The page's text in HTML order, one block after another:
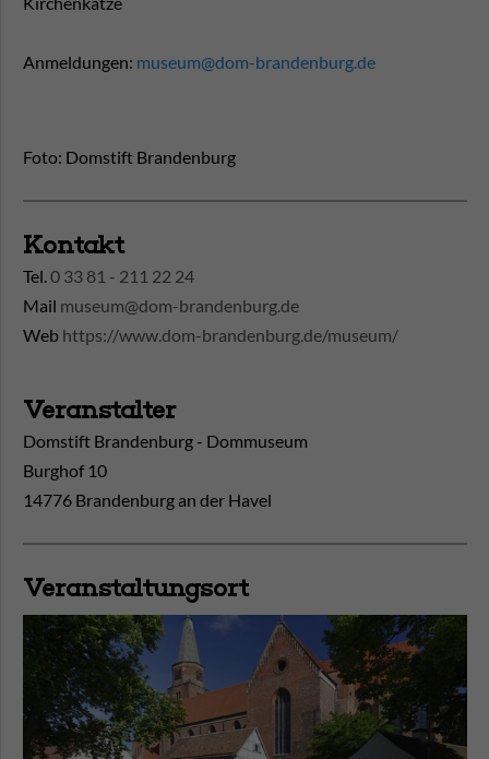
Anmeldungen: museum@dom-brandenburg.de
Foto: Domstift Brandenburg
Kontakt
Tel.0 33 81 - 211 22 24
Mail museum@dom-brandenburg.de
Web https://www.dom-brandenburg.de/museum/
Veranstalter
Domstift Brandenburg - Dommuseum
Burghof 10
14776 Brandenburg an der Havel
Veranstaltungsort